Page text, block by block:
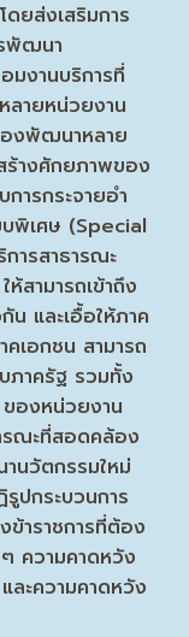
ยส่งเสริมการ
พัฒนา
มงานบริการที่
ลายหน่วยงาน
องพัฒนาหลาย
ร้างศักยภาพของ
ารกระจายอำ
บพิเศษ (Special
ารสาธารณะ
สามารถเข้าถึง
น และเอื้อให้ภาค
เอกชน สามารถ
ภาครัฐ รวมทั้ง
องหน่วยงาน
รณะที่สอดคล้อง
นวัตกรรมใหม่
ปกระบวนการ
าราชการที่ต้อง
ความคาดหวัง
ละความคาดหวัง